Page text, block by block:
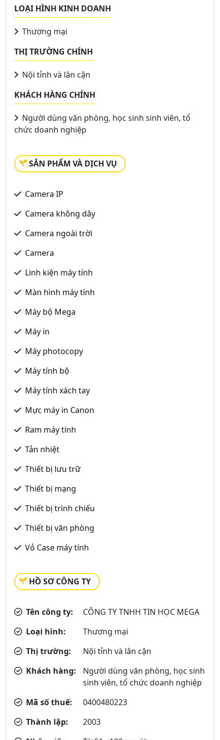
LOẠI HÌNH KINH DOANH
Thương mại
THỊ TRƯỜNG CHÍNH
Nội tỉnh và lân cận
KHÁCH HÀNG CHÍNH
Người dùng văn phòng, học sinh sinh viên, tổ
chức doanh nghiệp
SẢN PHẨM VÀ DỊCH VỤ
Camera IP
Camera không dây
Camera ngoài trời
Camera
Linh kiện máy tính
Màn hình máy tính
Máy bộ Mega
Máy in
Máy photocopy
Máy tính bộ
Máy tính xách tay
Mực máy in Canon
Ram máy tính
Tản nhiệt
Thiết bị lưu trữ
Thiết bị mạng
Thiết bị trình chiếu
Thiết bị văn phòng
Vỏ Case máy tính
HỒ SƠ CÔNG TY
Tên công ty:
CÔNG TY TNHH TIN HỌC MEGA
Loại hình:
Thương mại
Thị trường:
Nội tỉnh và lân cận
Khách hàng:
Người dùng văn phòng, học sinh
sinh viên, tổ chức doanh nghiệp
Mã số thuế:
0400480223
Thành lập:
2003